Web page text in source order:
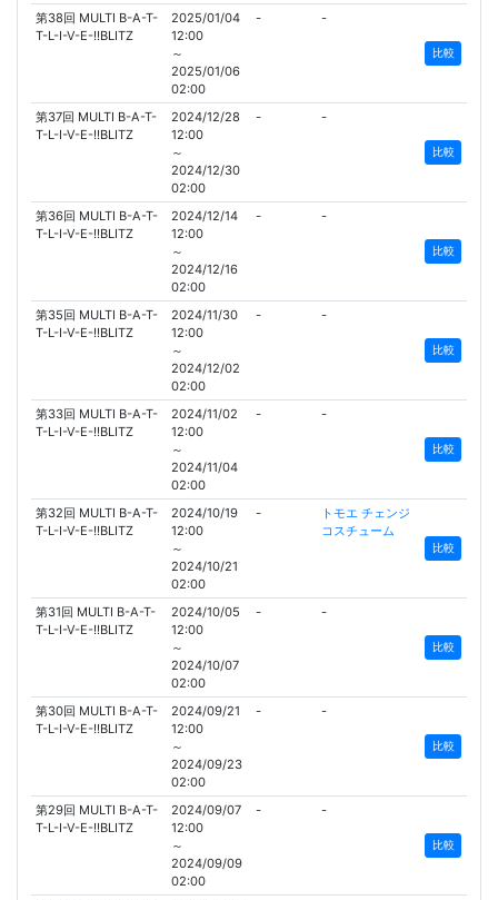
第38回 MULTI B-A-T-
T-L-I-V-E-!!BLITZ
2025/01/04
12:00
～
2025/01/06
02:00
- -
比較
第37回 MULTI B-A-T-
T-L-I-V-E-!!BLITZ
2024/12/28
12:00
～
2024/12/30
02:00
- -
比較
第36回 MULTI B-A-T-
T-L-I-V-E-!!BLITZ
2024/12/14
12:00
～
2024/12/16
02:00
- -
比較
第35回 MULTI B-A-T-
T-L-I-V-E-!!BLITZ
2024/11/30
12:00
～
2024/12/02
02:00
- -
比較
第33回 MULTI B-A-T-
T-L-I-V-E-!!BLITZ
2024/11/02
12:00
～
2024/11/04
02:00
- -
比較
第32回 MULTI B-A-T-
T-L-I-V-E-!!BLITZ
2024/10/19
12:00
～
2024/10/21
02:00
-
トモエ チェンジ
コスチューム
比較
第31回 MULTI B-A-T-
T-L-I-V-E-!!BLITZ
2024/10/05
12:00
～
2024/10/07
02:00
- -
比較
第30回 MULTI B-A-T-
T-L-I-V-E-!!BLITZ
2024/09/21
12:00
～
2024/09/23
02:00
- -
比較
第29回 MULTI B-A-T-
T-L-I-V-E-!!BLITZ
2024/09/07
12:00
～
2024/09/09
02:00
- -
比較